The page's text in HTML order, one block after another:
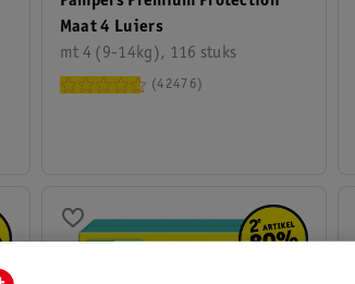
Maat 4 Luiers
mt 4 (9-14kg), 116 stuks
42476